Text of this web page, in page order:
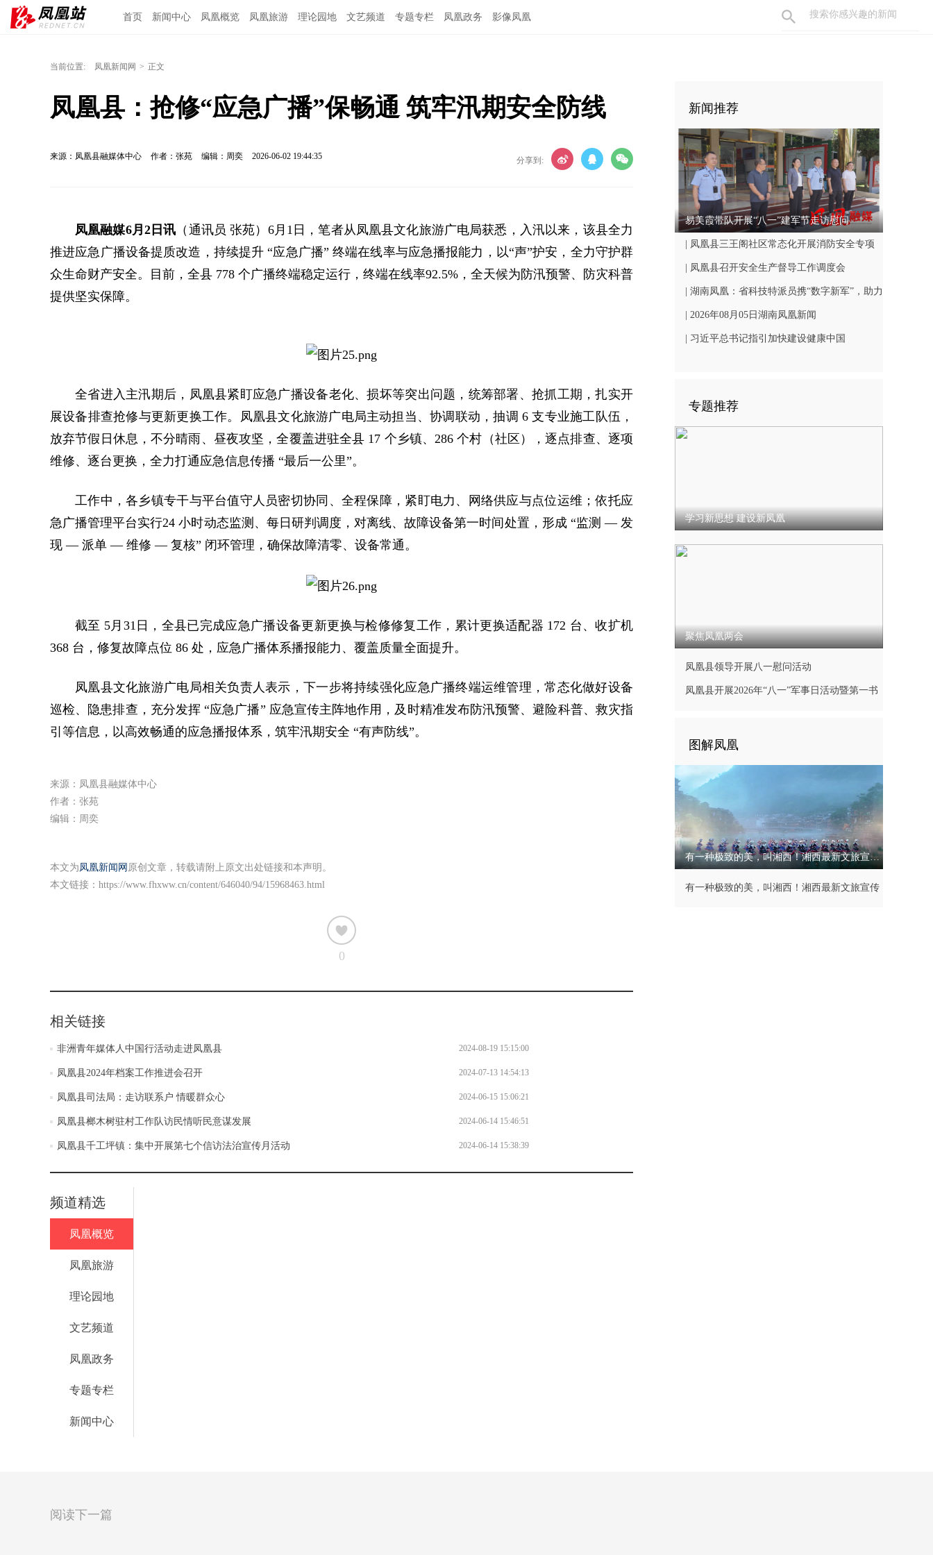
首页 新闻中心 凤凰概览 凤凰旅游 理论园地 文艺频道 专题专栏 凤凰政务 影像凤凰
当前位置: 凤凰新闻网 > 正文
凤凰县：抢修“应急广播”保畅通 筑牢汛期安全防线
来源：凤凰县融媒体中心 作者：张苑 编辑：周奕 2026-06-02 19:44:35 分享到:
凤凰融媒6月2日讯 （通讯员 张苑）6月1日，笔者从凤凰县文化旅游广电局获悉，入汛以来，该县全力
推进应急广播设备提质改造，持续提升 “应急广播” 终端在线率与应急播报能力，以“声”护安，全力守护群
众生命财产安全。目前，全县 778 个广播终端稳定运行，终端在线率92.5%，全天候为防汛预警、防灾科普
提供坚实保障。
全省进入主汛期后，凤凰县紧盯应急广播设备老化、损坏等突出问题，统筹部署、抢抓工期，扎实开
展设备排查抢修与更新更换工作。凤凰县文化旅游广电局主动担当、协调联动，抽调 6 支专业施工队伍，
放弃节假日休息，不分晴雨、昼夜攻坚，全覆盖进驻全县 17 个乡镇、286 个村（社区），逐点排查、逐项
维修、逐台更换，全力打通应急信息传播 “最后一公里”。
工作中，各乡镇专干与平台值守人员密切协同、全程保障，紧盯电力、网络供应与点位运维；依托应
急广播管理平台实行24 小时动态监测、每日研判调度，对离线、故障设备第一时间处置，形成 “监测 — 发
现 — 派单 — 维修 — 复核” 闭环管理，确保故障清零、设备常通。
截至 5月31日，全县已完成应急广播设备更新更换与检修修复工作，累计更换适配器 172 台、收扩机
368 台，修复故障点位 86 处，应急广播体系播报能力、覆盖质量全面提升。
凤凰县文化旅游广电局相关负责人表示，下一步将持续强化应急广播终端运维管理，常态化做好设备
巡检、隐患排查，充分发挥 “应急广播” 应急宣传主阵地作用，及时精准发布防汛预警、避险科普、救灾指
引等信息，以高效畅通的应急播报体系，筑牢汛期安全 “有声防线”。
来源：凤凰县融媒体中心
作者：张苑
编辑：周奕
本文为 凤凰新闻网 原创文章，转载请附上原文出处链接和本声明。
本文链接： https://www.fhxww.cn/content/646040/94/15968463.html
0
相关链接
非洲青年媒体人中国行活动走进凤凰县 2024-08-19 15:15:00
凤凰县2024年档案工作推进会召开 2024-07-13 14:54:13
凤凰县司法局：走访联系户 情暖群众心 2024-06-15 15:06:21
凤凰县榔木树驻村工作队访民情听民意谋发展 2024-06-14 15:46:51
凤凰县千工坪镇：集中开展第七个信访法治宣传月活动 2024-06-14 15:38:39
频道精选
凤凰概览
凤凰旅游
理论园地
文艺频道
凤凰政务
专题专栏
新闻中心
新闻推荐
易美霞带队开展“八一”建军节走访慰问
| 凤凰县三王阁社区常态化开展消防安全专项
巡查工作
| 凤凰县召开安全生产督导工作调度会
| 湖南凤凰：省科技特派员携“数字新军”，助力
凤凰文旅发展
| 2026年08月05日湖南凤凰新闻
| 习近平总书记指引加快建设健康中国
专题推荐
学习新思想 建设新凤凰
聚焦凤凰两会
凤凰县领导开展八一慰问活动
凤凰县开展2026年“八一”军事日活动暨第一书
图解凤凰
有一种极致的美，叫湘西！湘西最新文旅宣传片
有一种极致的美，叫湘西！湘西最新文旅宣传
阅读下一篇